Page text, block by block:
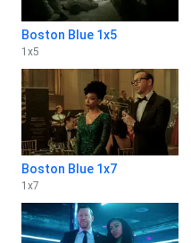
Boston Blue 1x5
1 x5
Boston Blue 1x7
1 x7